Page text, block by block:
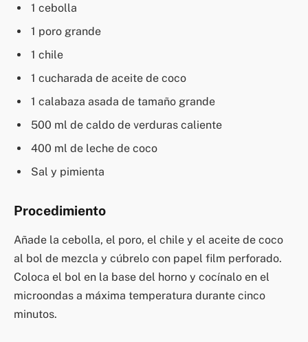
1 cebolla
1 poro grande
1 chile
1 cucharada de aceite de coco
1 calabaza asada de tamaño grande
500 ml de caldo de verduras caliente
400 ml de leche de coco
Sal y pimienta
Procedimiento
Añade la cebolla, el poro, el chile y el aceite de coco
al bol de mezcla y cúbrelo con papel film perforado.
Coloca el bol en la base del horno y cocínalo en el
microondas a máxima temperatura durante cinco
minutos.